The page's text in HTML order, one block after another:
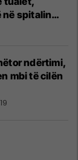
në spitalin
ndërtimi,
mbi të cilën